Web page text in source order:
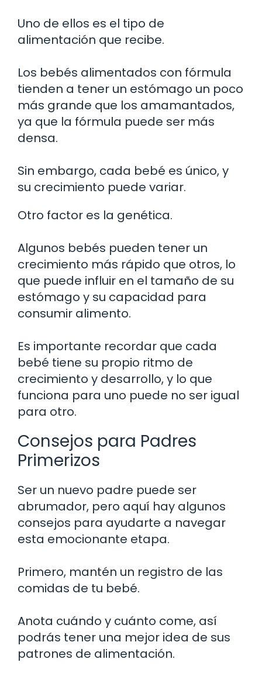
Uno de ellos es el tipo de
alimentación que recibe.
Los bebés alimentados con fórmula
tienden a tener un estómago un poco
más grande que los amamantados,
ya que la fórmula puede ser más
densa.
Sin embargo, cada bebé es único, y
su crecimiento puede variar.
Otro factor es la genética.
Algunos bebés pueden tener un
crecimiento más rápido que otros, lo
que puede influir en el tamaño de su
estómago y su capacidad para
consumir alimento.
Es importante recordar que cada
bebé tiene su propio ritmo de
crecimiento y desarrollo, y lo que
funciona para uno puede no ser igual
para otro.
Consejos para Padres
Primerizos
Ser un nuevo padre puede ser
abrumador, pero aquí hay algunos
consejos para ayudarte a navegar
esta emocionante etapa.
Primero, mantén un registro de las
comidas de tu bebé.
Anota cuándo y cuánto come, así
podrás tener una mejor idea de sus
patrones de alimentación.